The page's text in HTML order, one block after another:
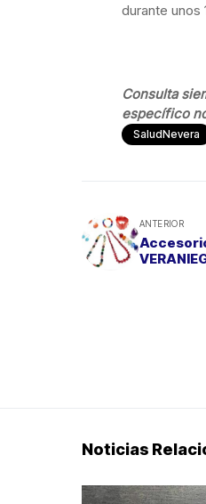
durante unos
Consulta
específico
SaludNevera
ANTERIOR
Noticias